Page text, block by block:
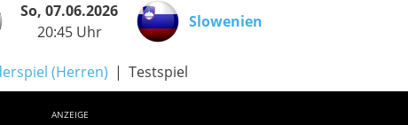
So, 07.06.2026
20:45 Uhr
Slowenien
(Herren) Testspiel
ANZEIGE